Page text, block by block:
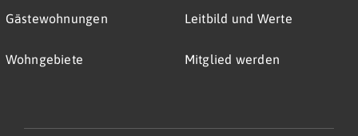
Gästewohnungen
Wohngebiete
Leitbild und Werte
Mitglied werden